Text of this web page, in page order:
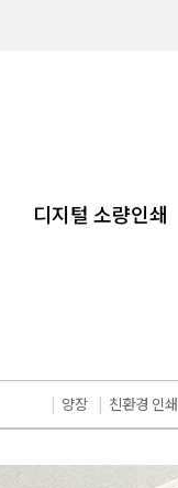
디지털 소량인쇄
| 양장 | 친환경 인쇄